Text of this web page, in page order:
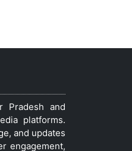
Pradesh and
platforms.
and updates
engagement,